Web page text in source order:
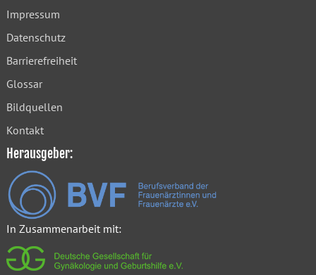
Impressum
Datenschutz
Barrierefreiheit
Glossar
Bildquellen
Kontakt
Herausgeber:
In Zusammenarbeit mit: